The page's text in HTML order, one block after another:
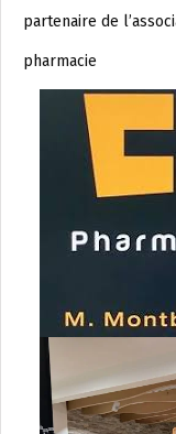
partenaire de
pharmacie